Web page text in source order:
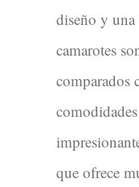
diseño y
camarotes
comparados
que ofrece